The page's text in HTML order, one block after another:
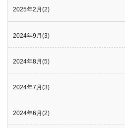
2025年2月(2)
2024年9月(3)
2024年8月(5)
2024年7月(3)
2024年6月(2)